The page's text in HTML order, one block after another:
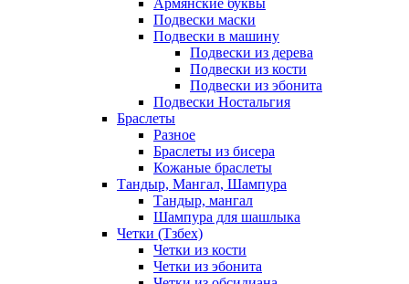
Армянские буквы
Подвески маски
Подвески в машину
Подвески из дерева
Подвески из кости
Подвески из эбонита
Подвески Ностальгия
Браслеты
Разное
Браслеты из бисера
Кожаные браслеты
Тандыр, Мангал, Шампура
Тандыр, мангал
Шампура для шашлыка
Четки (Тзбех)
Четки из кости
Четки из эбонита